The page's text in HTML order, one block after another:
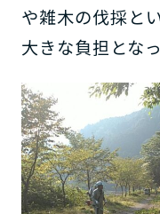
や雑木の伐採と
大きな負担とな